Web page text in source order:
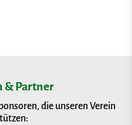
& Partner
die unseren Verein